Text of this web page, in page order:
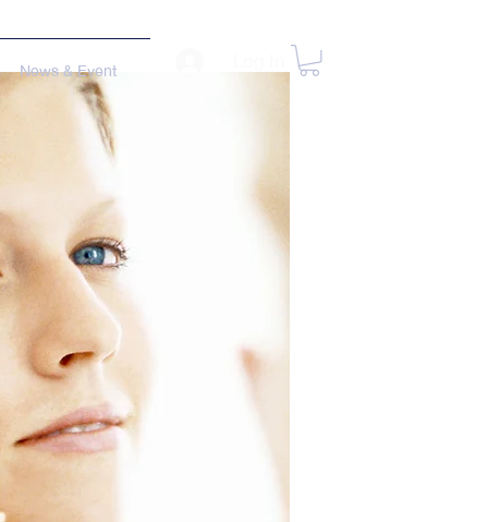
News & Event